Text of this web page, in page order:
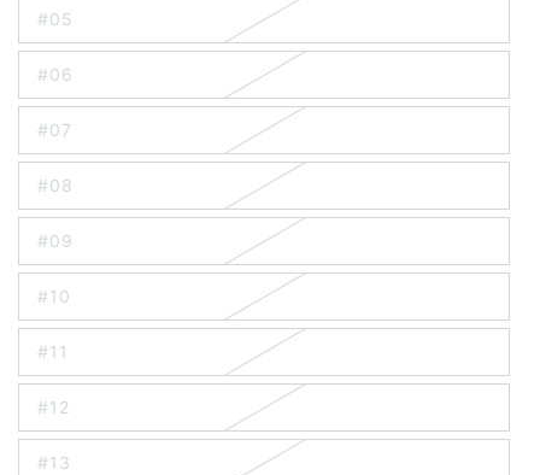
#05
#06
#07
#08
#09
#10
#11
#12
#13